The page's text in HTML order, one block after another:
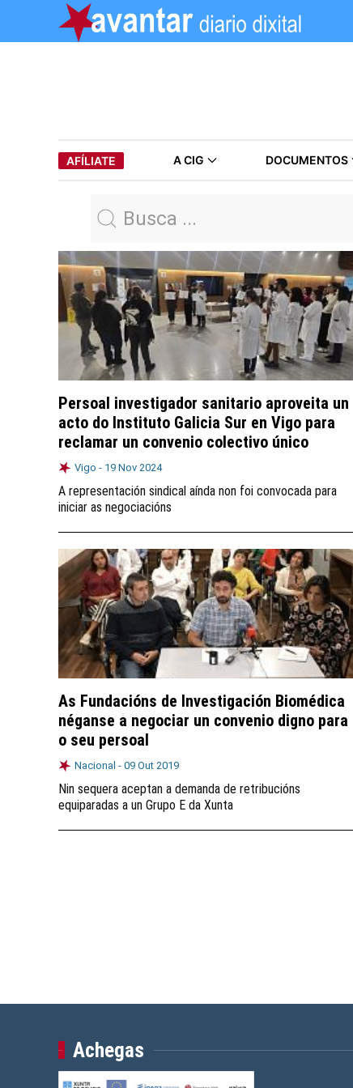
AFÍLIATE A CIG DOCUMENTOS
Persoal investigador sanitario aproveita un
acto do Instituto Galicia Sur en Vigo para
reclamar un convenio colectivo único
Vigo - 19 Nov 2024
A representación sindical aínda non foi convocada para
iniciar as negociacións
As Fundacións de Investigación Biomédica
néganse a negociar un convenio digno para
o seu persoal
Nacional - 09 Out 2019
Nin sequera aceptan a demanda de retribucións
equiparadas a un Grupo E da Xunta
Achegas